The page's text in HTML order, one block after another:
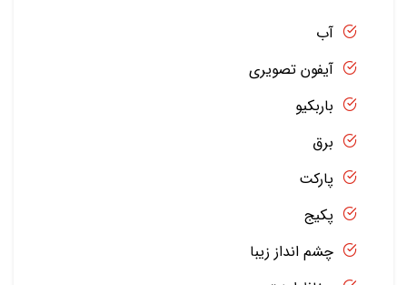
آب
آیفون تصویری
باربکیو
برق
پارکت
پکیج
چشم انداز زیبا